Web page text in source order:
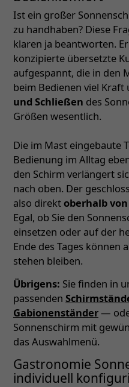
Ist ein großer
zu handhaben? Diese
klaren ja beantworten.
konzipierte übersetzte
aufgespannt, die in den
beim Bedienen viel Kraft
und Schließen des
Größen wesentlich.
Die im Mast eingebaute
Bedienung im Alltag
den Schirm verlängert
nach oben. Der
also direktoberhalb
Egal, ob Sie den
einsetzen oder auf der
Ende des Tages können
stehen bleiben.
Übrigens: Sie finden in
passenden
Gabionenständer—
Sonnenschirm mit
das Auswahlmenü.
Gastronomie
individuell